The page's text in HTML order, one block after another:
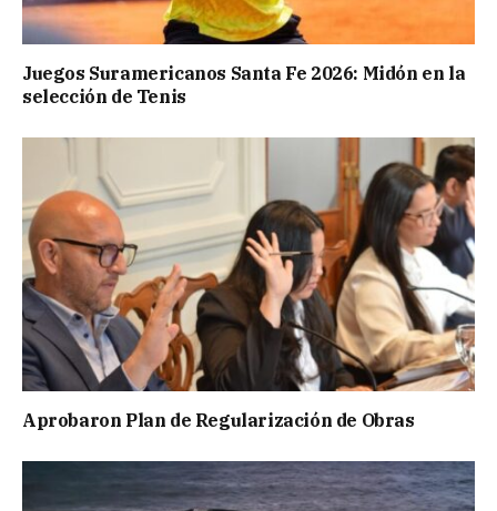
Juegos Suramericanos Santa Fe 2026: Midón en la
selección de Tenis
Aprobaron Plan de Regularización de Obras